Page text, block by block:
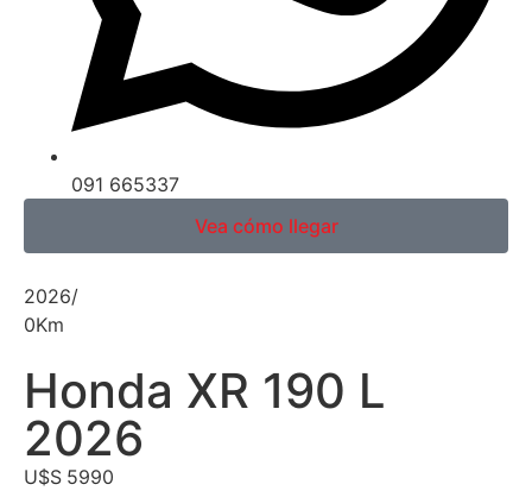
091 665337
Vea cómo llegar
2026/
0Km
Honda XR 190 L
2026
U$S 5990